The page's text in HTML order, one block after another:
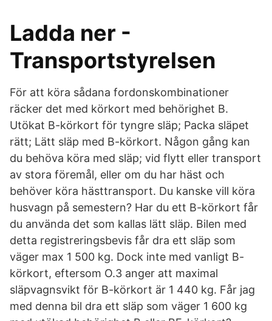
Ladda ner -
Transportstyrelsen
För att köra sådana fordonskombinationer
räcker det med körkort med behörighet B.
Utökat B-körkort för tyngre släp; Packa släpet
rätt; Lätt släp med B-körkort. Någon gång kan
du behöva köra med släp; vid flytt eller transport
av stora föremål, eller om du har häst och
behöver köra hästtransport. Du kanske vill köra
husvagn på semestern? Har du ett B-körkort får
du använda det som kallas lätt släp. Bilen med
detta registreringsbevis får dra ett släp som
väger max 1 500 kg. Dock inte med vanligt B-
körkort, eftersom O.3 anger att maximal
släpvagnsvikt för B-körkort är 1 440 kg. Får jag
med denna bil dra ett släp som väger 1 600 kg